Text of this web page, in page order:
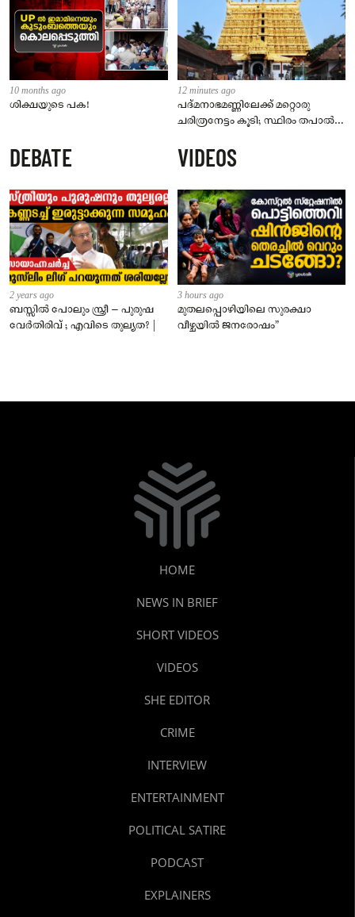
10 months ago
ശിക്ഷയുടെ പക!
12 minutes ago
പദ്മനാഭമണ്ണിലേക്ക് മറ്റൊരു
ചരിത്രനേട്ടം കൂടി; സ്ഥിരം തപാൽ
നാലാമത്തെ ക്ഷേത്രമായി ശ്രീ
പദ്മനാഭസ്വാമി ക്ഷേത്രം
DEBATE
2 years ago
ബസ്സിൽ പോലും സ്ത്രീ – പുരുഷ
വേർതിരിവ് ; എവിടെ തുല്യത? |
VIDEOS
3 hours ago
മുതലപ്പൊഴിയിലെ സുരക്ഷാ
വീഴ്ചയിൽ ജനരോഷം”
HOME
NEWS IN BRIEF
SHORT VIDEOS
VIDEOS
SHE EDITOR
CRIME
INTERVIEW
ENTERTAINMENT
POLITICAL SATIRE
PODCAST
EXPLAINERS